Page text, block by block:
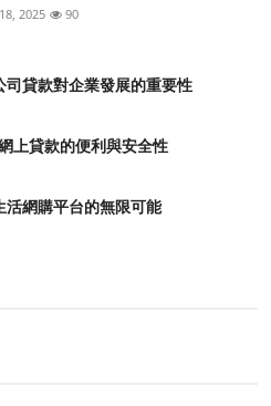
2025 90
貸款對企業發展的重要性
上貸款的便利與安全性
活網購平台的無限可能